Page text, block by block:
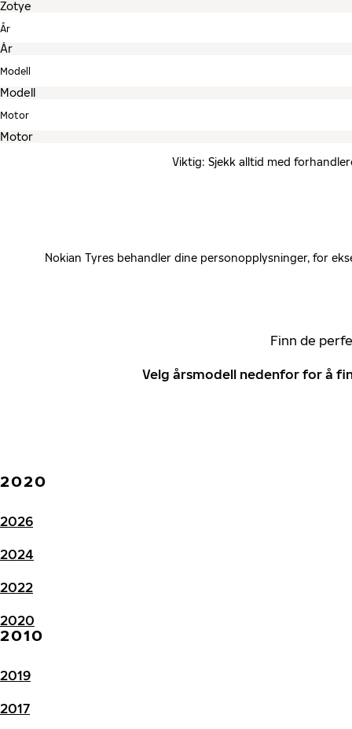
År
Modell
Motor
Viktig: Sjekk alltid med
Nokian Tyres behandler dine personopplysninger, for
Finn de
Velg årsmodell nedenfor for å
2020
2026
2024
2022
2020
2010
2019
2017